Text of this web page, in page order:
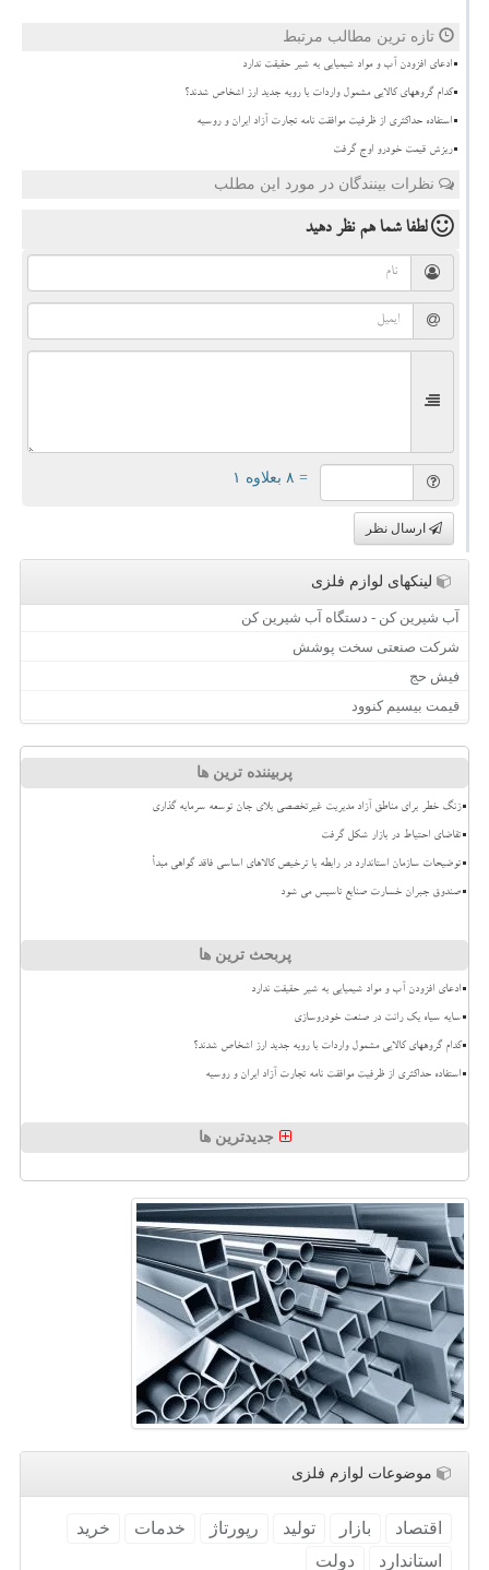
تازه ترین مطالب مرتبط
ادعای افزودن آب و مواد شیمیایی به شیر حقیقت ندارد
کدام گروههای کالایی مشمول واردات با رویه جدید ارز اشخاص شدند؟
استفاده حداکثری از ظرفیت موافقت نامه تجارت آزاد ایران و روسیه
ریزش قیمت خودرو اوج گرفت
نظرات بینندگان در مورد این مطلب
لطفا شما همنظر دهید
= ۸ بعلاوه ۱
ارسال نظر
لینکهای لوازم فلزی
آب شیرین کن - دستگاه آب شیرین کن
شرکت صنعتی سخت پوشش
فیش حج
قیمت بیسیم کنوود
پربیننده ترین ها
زنگ خطر برای مناطق آزاد مدیریت غیرتخصصی بلای جان توسعه سرمایه گذاری
تقاضای احتیاط در بازار شکل گرفت
توضیحات سازمان استاندارد در رابطه با ترخیص کالاهای اساسی فاقد گواهی مبدأ
صندوق جبران خسارت صنایع تاسیس می شود
پربحث ترین ها
ادعای افزودن آب و مواد شیمیایی به شیر حقیقت ندارد
سایه سیاه یک رانت در صنعت خودروسازی
کدام گروههای کالایی مشمول واردات با رویه جدید ارز اشخاص شدند؟
استفاده حداکثری از ظرفیت موافقت نامه تجارت آزاد ایران و روسیه
جدیدترین ها
موضوعات لوازم فلزی
اقتصاد بازار تولید رپورتاژ خدمات
خرید
استاندارد
دولت